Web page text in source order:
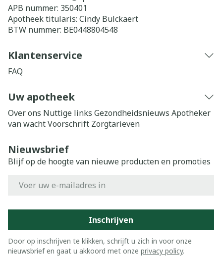
APB nummer: 350401
Apotheek titularis: Cindy Bulckaert
BTW nummer: BE0448804548
Klantenservice
FAQ
Uw apotheek
Over ons Nuttige links Gezondheidsnieuws Apotheker
van wachtVoorschrift Zorgtarieven
Nieuwsbrief
Blijf op de hoogte van nieuwe producten en promoties
Inschrijven
Door op inschrijven te klikken, schrijft u zich in voor onze
nieuwsbrief en gaat u akkoord met onze privacy policy.